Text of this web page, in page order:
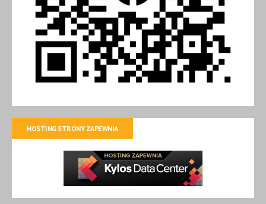
HOSTING STRONY ZAPEWNIA